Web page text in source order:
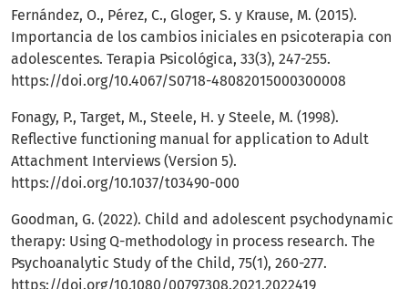
Fernández, O., Pérez, C., Gloger, S. y Krause, M. (2015).
Importancia de los cambios iniciales en psicoterapia con
adolescentes. Terapia Psicológica, 33(3), 247-255.
https://doi.org/10.4067/S0718-48082015000300008
Fonagy, P., Target, M., Steele, H. y Steele, M. (1998).
Reflective functioning manual for application to Adult
Attachment Interviews (Version 5).
https://doi.org/10.1037/t03490-000
Goodman, G. (2022). Child and adolescent psychodynamic
therapy: Using Q-methodology in process research. The
Psychoanalytic Study of the Child, 75(1), 260-277.
https://doi.org/10.1080/00797308.2021.2022419